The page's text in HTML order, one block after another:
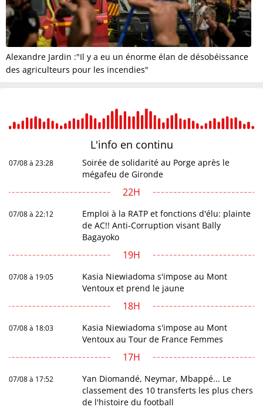
Alexandre Jardin :"Il y a eu un énorme élan de désobéissance
des agriculteurs pour les incendies"
L'info en continu
07/08 à 23:28
Soirée de solidarité au Porge après le
mégafeu de Gironde
22H
07/08 à 22:12
Emploi à la RATP et fonctions d'élu: plainte
de AC!! Anti-Corruption visant Bally
Bagayoko
19H
07/08 à 19:05
Kasia Niewiadoma s'impose au Mont
Ventoux et prend le jaune
18H
07/08 à 18:03
Kasia Niewiadoma s'impose au Mont
Ventoux au Tour de France Femmes
17H
07/08 à 17:52
Yan Diomandé, Neymar, Mbappé... Le
classement des 10 transferts les plus chers
de l'histoire du football